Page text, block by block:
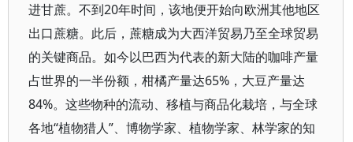
进甘蔗。不到20年时间，该地便开始向欧洲其他地区
出口蔗糖。此后，蔗糖成为大西洋贸易乃至全球贸易
的关键商品。如今以巴西为代表的新大陆的咖啡产量
占世界的一半份额，柑橘产量达65%，大豆产量达
84%。这些物种的流动、移植与商品化栽培，与全球
各地“植物猎人”、博物学家、植物学家、林学家的知